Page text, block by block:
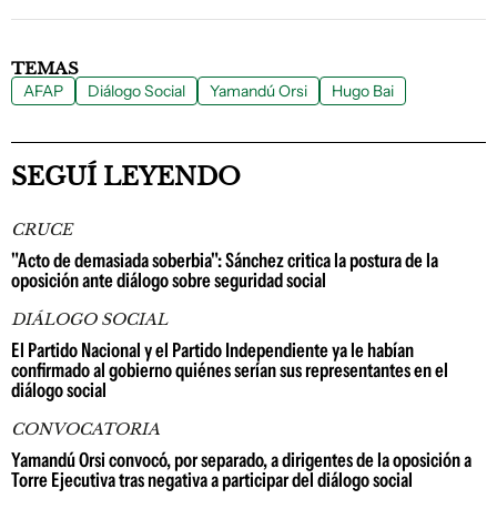
TEMAS
AFAP Diálogo Social Yamandú Orsi Hugo Bai
SEGUÍ LEYENDO
CRUCE
"Acto de demasiada soberbia": Sánchez critica la postura de la
oposición ante diálogo sobre seguridad social
DIÁLOGO SOCIAL
El Partido Nacional y el Partido Independiente ya le habían
confirmado al gobierno quiénes serían sus representantes en el
diálogo social
CONVOCATORIA
Yamandú Orsi convocó, por separado, a dirigentes de la oposición a
Torre Ejecutiva tras negativa a participar del diálogo social